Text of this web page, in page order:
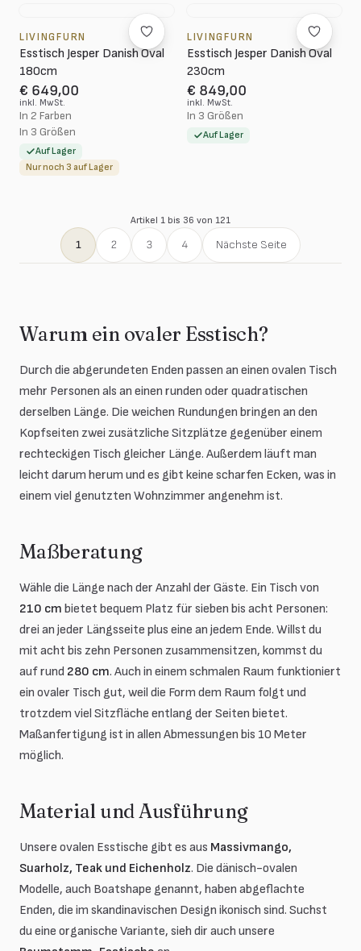
LIVINGFURN
Esstisch Jesper Danish Oval
180cm
€ 649,00
inkl. MwSt.
In 2 Farben
In 3 Größen
Auf Lager
Nur noch 3 auf Lager
LIVINGFURN
Esstisch Jesper Danish Oval
230cm
€ 849,00
inkl. MwSt.
In 3 Größen
Auf Lager
Artikel 1 bis 36 von 121
1 2 3 4 Nächste Seite
Warum ein ovaler Esstisch?
Durch die abgerundeten Enden passen an einen ovalen Tisch
mehr Personen als an einen runden oder quadratischen
derselben Länge. Die weichen Rundungen bringen an den
Kopfseiten zwei zusätzliche Sitzplätze gegenüber einem
rechteckigen Tisch gleicher Länge. Außerdem läuft man
leicht darum herum und es gibt keine scharfen Ecken, was in
einem viel genutzten Wohnzimmer angenehm ist.
Maßberatung
Wähle die Länge nach der Anzahl der Gäste. Ein Tisch von
210 cm bietet bequem Platz für sieben bis acht Personen:
drei an jeder Längsseite plus eine an jedem Ende. Willst du
mit acht bis zehn Personen zusammensitzen, kommst du
auf rund 280 cm. Auch in einem schmalen Raum funktioniert
ein ovaler Tisch gut, weil die Form dem Raum folgt und
trotzdem viel Sitzfläche entlang der Seiten bietet.
Maßanfertigung ist in allen Abmessungen bis 10 Meter
möglich.
Material und Ausführung
Unsere ovalen Esstische gibt es aus Massivmango,
Suarholz, Teak und Eichenholz. Die dänisch-ovalen
Modelle, auch Boatshape genannt, haben abgeflachte
Enden, die im skandinavischen Design ikonisch sind. Suchst
du eine organische Variante, sieh dir auch unsere